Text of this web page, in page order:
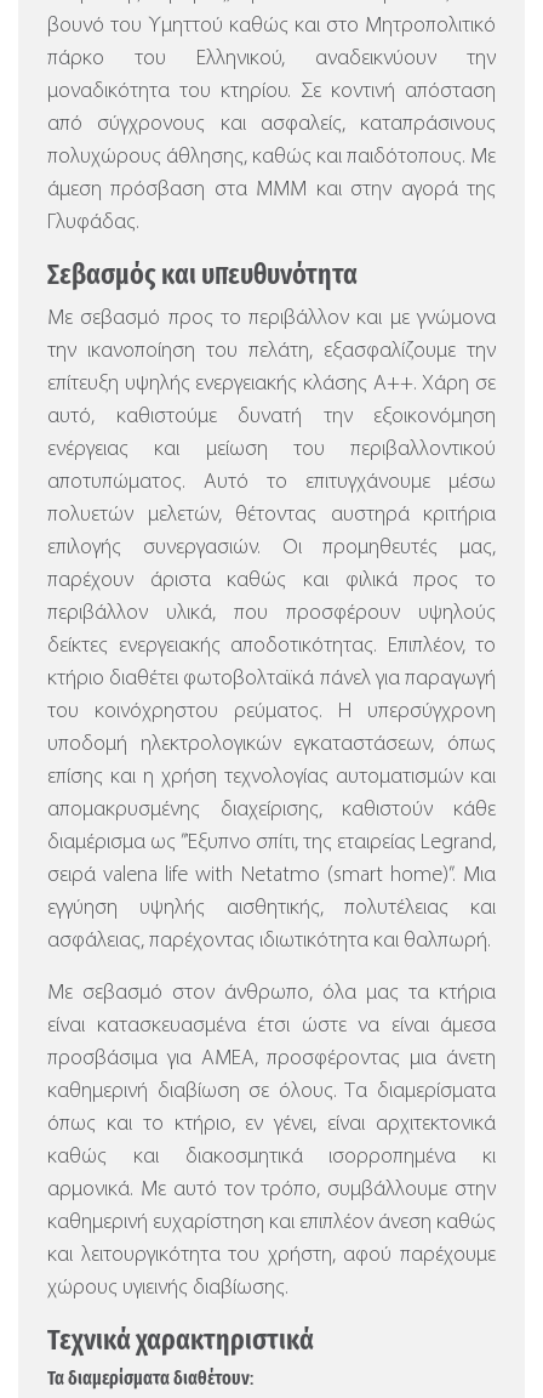
βουνό του Υμηττού καθώς και στο Μητροπολιτικό
πάρκο του Ελληνικού, αναδεικνύουν την
μοναδικότητα του κτηρίου. Σε κοντινή απόσταση
από σύγχρονους και ασφαλείς, καταπράσινους
πολυχώρους άθλησης, καθώς και παιδότοπους. Με
άμεση πρόσβαση στα ΜΜΜ και στην αγορά της
Γλυφάδας.
Σεβασμός και υπευθυνότητα
Με σεβασμό προς το περιβάλλον και με γνώμονα
την ικανοποίηση του πελάτη, εξασφαλίζουμε την
επίτευξη υψηλής ενεργειακής κλάσης Α++. Χάρη σε
αυτό, καθιστούμε δυνατή την εξοικονόμηση
ενέργειας και μείωση του περιβαλλοντικού
αποτυπώματος. Αυτό το επιτυγχάνουμε μέσω
πολυετών μελετών, θέτοντας αυστηρά κριτήρια
επιλογής συνεργασιών. Οι προμηθευτές μας,
παρέχουν άριστα καθώς και φιλικά προς το
περιβάλλον υλικά, που προσφέρουν υψηλούς
δείκτες ενεργειακής αποδοτικότητας. Επιπλέον, το
κτήριο διαθέτει φωτοβολταϊκά πάνελ για παραγωγή
του κοινόχρηστου ρεύματος. Η υπερσύγχρονη
υποδομή ηλεκτρολογικών εγκαταστάσεων, όπως
επίσης και η χρήση τεχνολογίας αυτοματισμών και
απομακρυσμένης διαχείρισης, καθιστούν κάθε
διαμέρισμα ως ”Έξυπνο σπίτι, της εταιρείας Legrand,
σειρά valena life with Netatmo (smart home)”. Μια
εγγύηση υψηλής αισθητικής, πολυτέλειας και
ασφάλειας, παρέχοντας ιδιωτικότητα και θαλπωρή.
Με σεβασμό στον άνθρωπο, όλα μας τα κτήρια
είναι κατασκευασμένα έτσι ώστε να είναι άμεσα
προσβάσιμα για ΑΜΕΑ, προσφέροντας μια άνετη
καθημερινή διαβίωση σε όλους. Τα διαμερίσματα
όπως και το κτήριο, εν γένει, είναι αρχιτεκτονικά
καθώς και διακοσμητικά ισορροπημένα κι
αρμονικά. Με αυτό τον τρόπο, συμβάλλουμε στην
καθημερινή ευχαρίστηση και επιπλέον άνεση καθώς
και λειτουργικότητα του χρήστη, αφού παρέχουμε
χώρους υγιεινής διαβίωσης.
Τεχνικά χαρακτηριστικά
Τα διαμερίσματα διαθέτουν: